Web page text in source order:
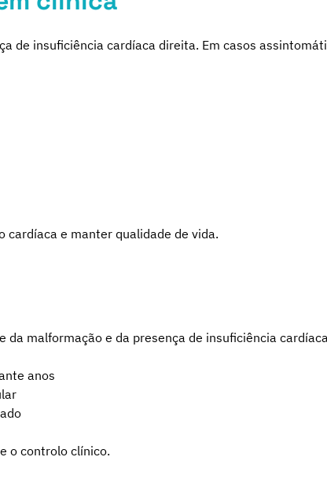
de insuficiência cardíaca direita. Em casos
cardíaca e manter qualidade de vida.
da malformação e da presença de insuficiência
anos
o controlo clínico.